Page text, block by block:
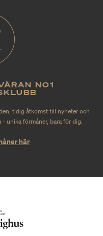
NO1
tidig åtkomst till nyheter och
unika förmåner, bara för dig.
här